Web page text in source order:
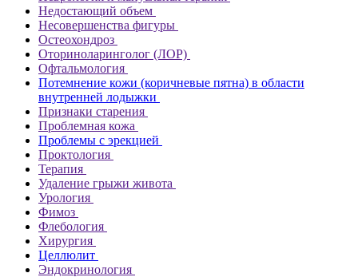
Недостающий объем
Несовершенства фигуры
Остеохондроз
Оториноларинголог (ЛОР)
Офтальмология
Потемнение кожи (коричневые пятна) в области
внутренней лодыжки
Признаки старения
Проблемная кожа
Проблемы с эрекцией
Проктология
Терапия
Удаление грыжи живота
Урология
Фимоз
Флебология
Хирургия
Целлюлит
Эндокринология